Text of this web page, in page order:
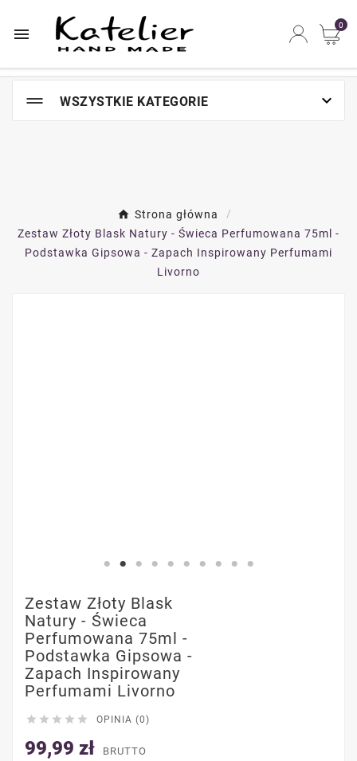
Najszybsze na świecie miejsce zakupów online
 0
WSZYSTKIE KATEGORIE 
Strona główna
Zestaw Złoty Blask Natury - Świeca Perfumowana 75ml -
Podstawka Gipsowa - Zapach Inspirowany Perfumami
Livorno
Zestaw Złoty Blask
Natury - Świeca
Perfumowana 75ml -
Podstawka Gipsowa -
Zapach Inspirowany
Perfumami Livorno
     OPINIA (0)
99,99 zł BRUTTO